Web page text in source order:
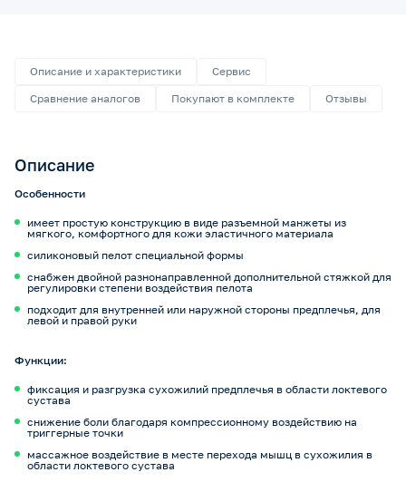
Описание и характеристики
Сервис
Сравнение аналогов
Покупают в комплекте Отзывы
Описание
Особенности
имеет простую конструкцию в виде разъемной манжеты из
мягкого, комфортного для кожи эластичного материала
силиконовый пелот специальной формы
снабжен двойной разнонаправленной дополнительной стяжкой для
регулировки степени воздействия пелота
подходит для внутренней или наружной стороны предплечья, для
левой и правой руки
Функции:
фиксация и разгрузка сухожилий предплечья в области локтевого
сустава
снижение боли благодаря компрессионному воздействию на
триггерные точки
массажное воздействие в месте перехода мышц в сухожилия в
области локтевого сустава